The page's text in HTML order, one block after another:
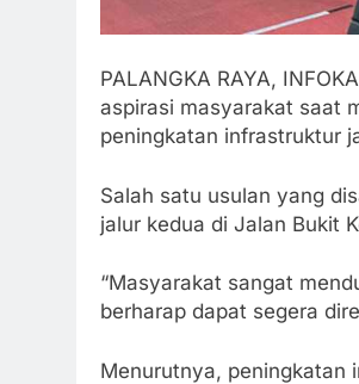
PALANGKA RAYA,
aspirasi masyarakat saat
peningkatan infrastruktur
Salah satu usulan yang
jalur kedua di Jalan Bukit
“Masyarakat sangat
berharap dapat segera
Menurutnya, peningkatan